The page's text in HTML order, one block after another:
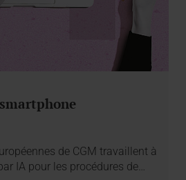
de CGM travaillent à
IA pour les procédures de…